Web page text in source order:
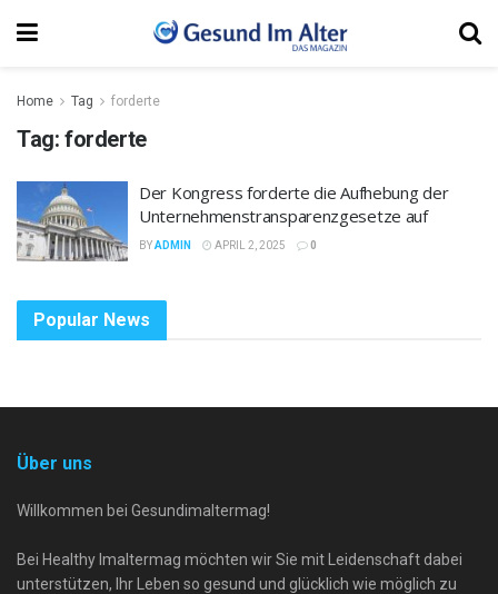
Home Tag forderte
Tag: forderte
Der Kongress forderte die Aufhebung der
Unternehmenstransparenzgesetze auf
BYADMIN APRIL 2, 2025 0
Popular News
Über uns
Willkommen bei Gesundimaltermag!
Bei Healthy Imaltermag möchten wir Sie mit Leidenschaft dabei
unterstützen, Ihr Leben so gesund und glücklich wie möglich zu